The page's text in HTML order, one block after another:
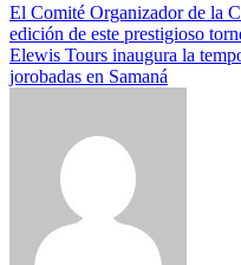
El Comité Organizador de la
edición de este prestigioso
Elewis Tours inaugura la
jorobadas en Samaná